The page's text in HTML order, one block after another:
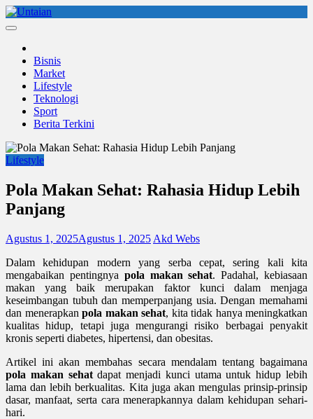
Skip
to
Bisnis
Market
Lifestyle
Teknologi
Sport
Berita Terkini
Lifestyle
Pola Makan Sehat: Rahasia Hidup Lebih
Panjang
Agustus 1, 2025Agustus 1, 2025 Akd Webs
Dalam kehidupan modern yang serba cepat, sering kali kita
mengabaikan pentingnya pola makan sehat. Padahal, kebiasaan
makan yang baik merupakan faktor kunci dalam menjaga
keseimbangan tubuh dan memperpanjang usia. Dengan memahami
dan menerapkan pola makan sehat, kita tidak hanya meningkatkan
kualitas hidup, tetapi juga mengurangi risiko berbagai penyakit
kronis seperti diabetes, hipertensi, dan obesitas.
Artikel ini akan membahas secara mendalam tentang bagaimana
pola makan sehatdapat menjadi kunci utama untuk hidup lebih
lama dan lebih berkualitas. Kita juga akan mengulas prinsip-prinsip
dasar, manfaat, serta cara menerapkannya dalam kehidupan sehari-
hari.